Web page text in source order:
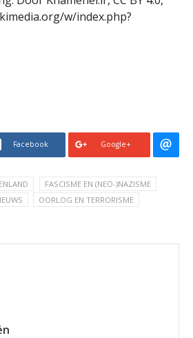
w/index.php?
Facebook Google+
FASCISME EN (NEO-)NAZISME
OORLOG EN TERRORISME